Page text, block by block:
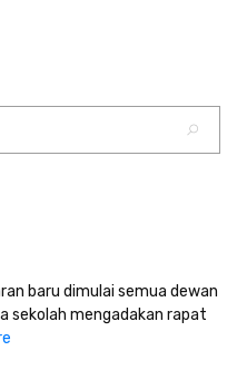
baru dimulai semua dewan
sekolah mengadakan rapat